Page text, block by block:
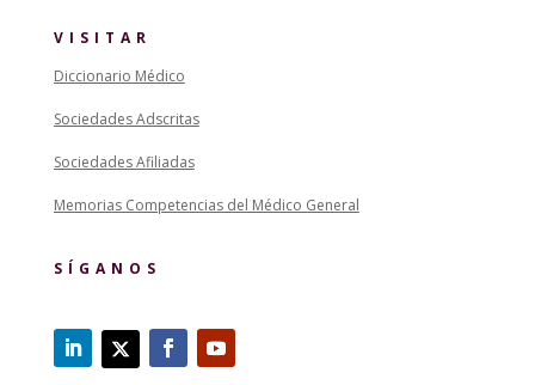
VISITAR
Diccionario Médico
Sociedades Adscritas
Sociedades Afiliadas
Memorias Competencias del Médico General
SÍGANOS